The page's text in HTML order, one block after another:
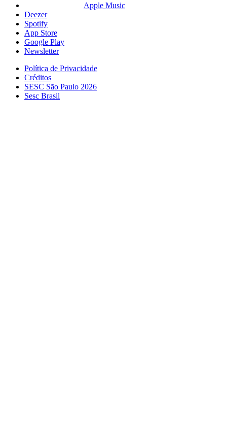
Apple Music
Deezer
Spotify
App Store
Google Play
Newsletter
Política de Privacidade
Créditos
SESC São Paulo 2026
Sesc Brasil